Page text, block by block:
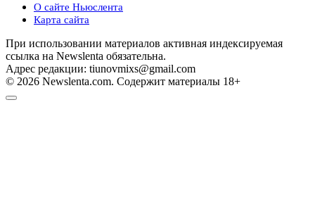
О сайте Ньюслента
Карта сайта
При использовании материалов активная индексируемая
ссылка на Newslenta обязательна.
Адрес редакции: tiunovmixs@gmail.com
© 2026 Newslenta.com. Содержит материалы 18+